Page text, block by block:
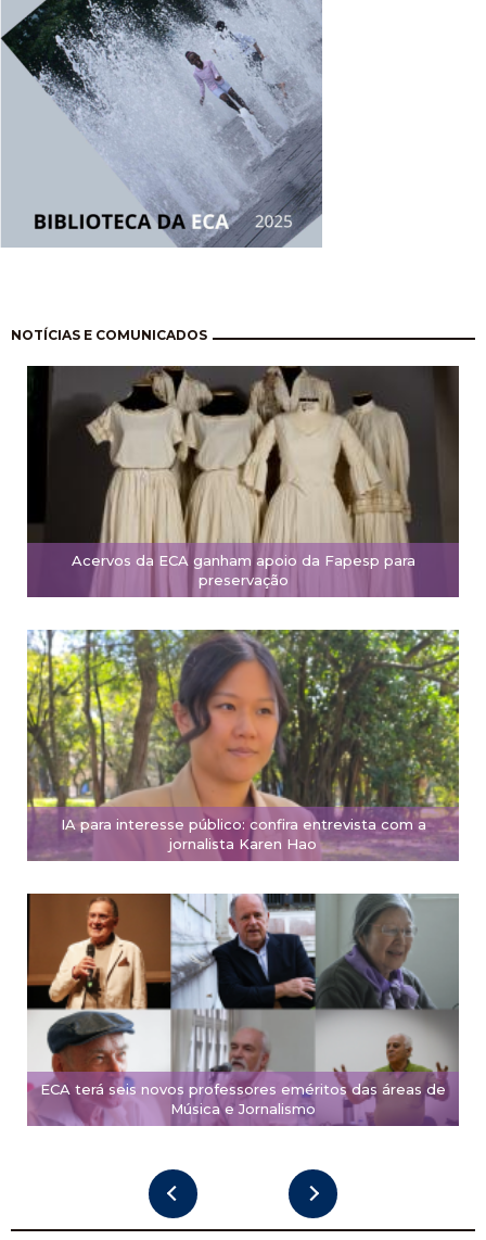
NOTÍCIAS E COMUNICADOS
Acervos da ECA ganham apoio da Fapesp para
preservação
IA para interesse público: confira entrevista com a
jornalista Karen Hao
ECA terá seis novos professores eméritos das áreas de
Música e Jornalismo
Paginação